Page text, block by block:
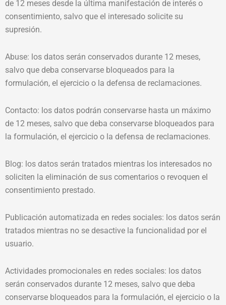
de 12 meses desde la última manifestación de interés o
consentimiento, salvo que el interesado solicite su
supresión.
Abuse: los datos serán conservados durante 12 meses,
salvo que deba conservarse bloqueados para la
formulación, el ejercicio o la defensa de reclamaciones.
Contacto: los datos podrán conservarse hasta un máximo
de 12 meses, salvo que deba conservarse bloqueados para
la formulación, el ejercicio o la defensa de reclamaciones.
Blog: los datos serán tratados mientras los interesados no
soliciten la eliminación de sus comentarios o revoquen el
consentimiento prestado.
Publicación automatizada en redes sociales: los datos serán
tratados mientras no se desactive la funcionalidad por el
usuario.
Actividades promocionales en redes sociales: los datos
serán conservados durante 12 meses, salvo que deba
conservarse bloqueados para la formulación, el ejercicio o la